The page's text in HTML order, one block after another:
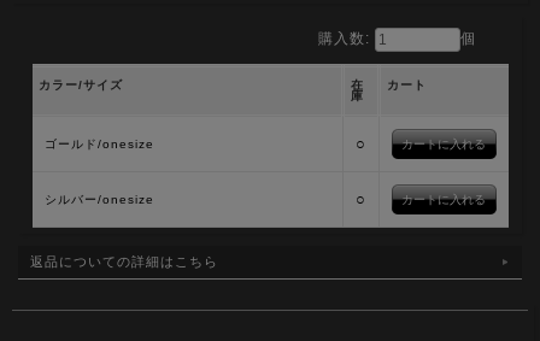
購入数: 個
カラー/サイズ
在
庫
カート
ゴールド/onesize ○
シルバー/onesize ○
返品についての詳細はこちら